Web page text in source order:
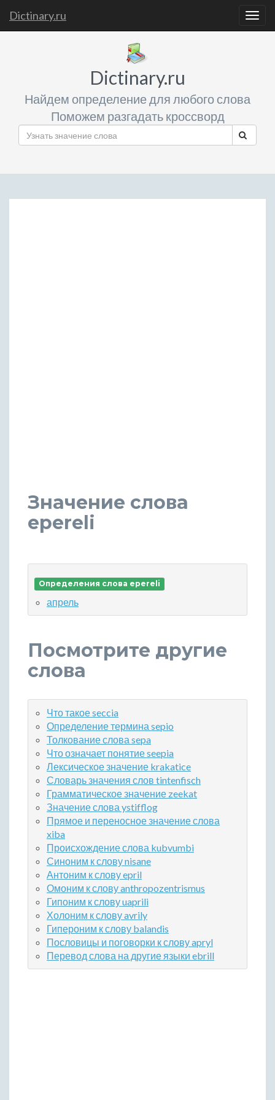
Dictinary.ru
Dictinary.ru
Найдем определение для любого слова
Поможем разгадать кроссворд
Значение слова
epereli
Определения слова epereli
апрель
Посмотрите другие
слова
Что такое seccia
Определение термина sepio
Толкование слова sepa
Что означает понятие seepia
Лексическое значение krakatice
Словарь значения слов tintenfisch
Грамматическое значение zeekat
Значение слова ystifflog
Прямое и переносное значение слова
xiba
Происхождение слова kubvumbi
Синоним к слову nisane
Антоним к слову epril
Омоним к слову anthropozentrismus
Гипоним к слову uaprili
Холоним к слову avrily
Гипероним к слову balandis
Пословицы и поговорки к слову apryl
Перевод слова на другие языки ebrill